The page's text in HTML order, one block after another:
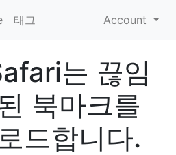
태그 Account
는 끊임
북마크를
드합니다.